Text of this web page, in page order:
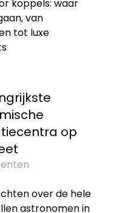
koppels: waar
van
tot luxe
op
over de hele
astronomen in